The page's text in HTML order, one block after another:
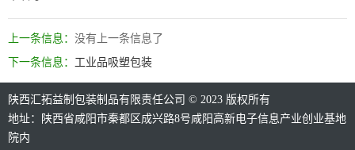
上一条信息： 没有上一条信息了
下一条信息： 工业品吸塑包装
陕西汇拓益制包装制品有限责任公司 © 2023 版权所有
地址：陕西省咸阳市秦都区成兴路8号咸阳高新电子信息产业创业基地
院内